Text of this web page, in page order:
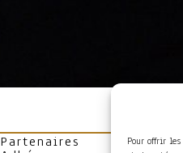
Pour offrir
Partenaires